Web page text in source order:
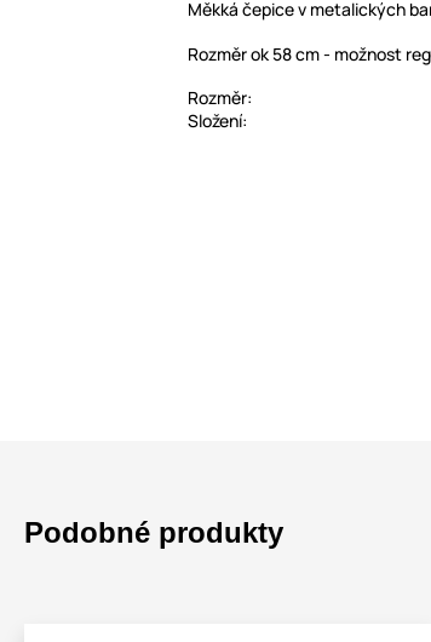
Měkká čepice v metalických
Rozměr ok 58 cm - možnost
Rozměr:
Složení:
Podobné produkty